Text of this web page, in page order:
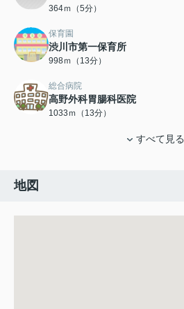
364ｍ（5分）
保育園
渋川市第一保育所
998ｍ（13分）
総合病院
高野外科胃腸科医院
1033ｍ（13分）
すべて見る
地図